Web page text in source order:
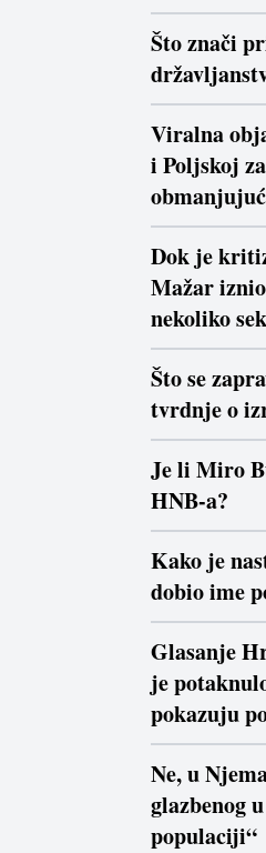
Što znači
Viralna
i Poljskoj
Dok je
Mažar
nekoliko
Što se
tvrdnje o
Je li Miro
HNB-a?
Kako je
dobio ime
Glasanje
je
pokazuju
Ne, u
glazbenog
populaciji“